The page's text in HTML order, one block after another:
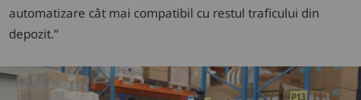
automatizare cât mai compatibil cu restul traficului din
depozit.”